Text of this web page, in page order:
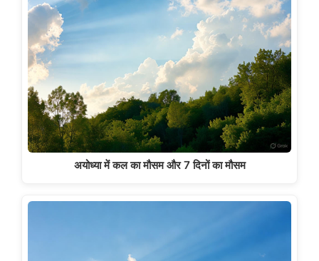
अयोध्या में कल का मौसम और 7 दिनों का मौसम